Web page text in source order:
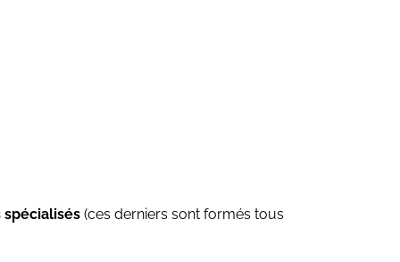
spécialisés (ces derniers sont formés tous